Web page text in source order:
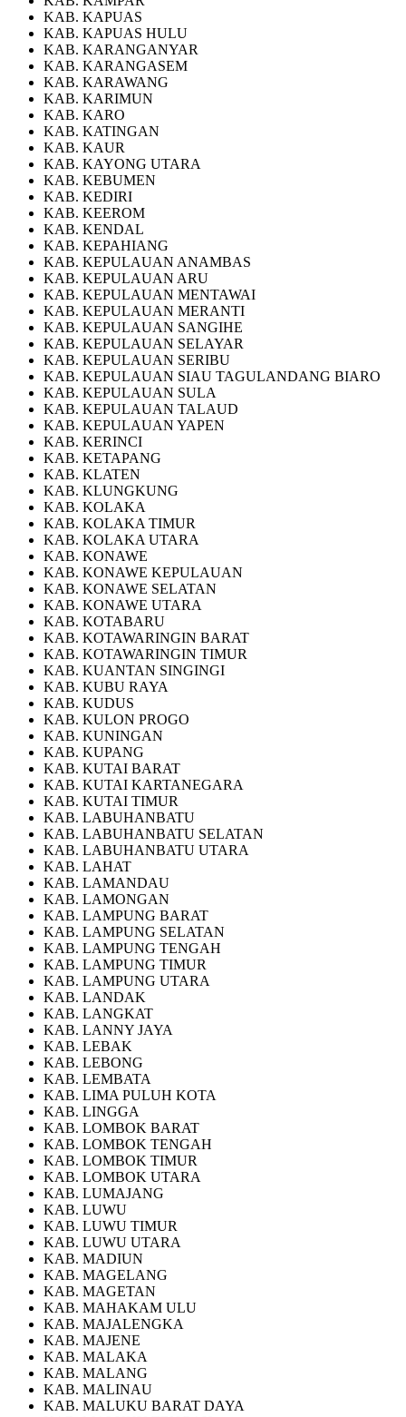
KAB. KAPUAS
KAB. KAPUAS HULU
KAB. KARANGANYAR
KAB. KARANGASEM
KAB. KARAWANG
KAB. KARIMUN
KAB. KARO
KAB. KATINGAN
KAB. KAUR
KAB. KAYONG UTARA
KAB. KEBUMEN
KAB. KEDIRI
KAB. KEEROM
KAB. KENDAL
KAB. KEPAHIANG
KAB. KEPULAUAN ANAMBAS
KAB. KEPULAUAN ARU
KAB. KEPULAUAN MENTAWAI
KAB. KEPULAUAN MERANTI
KAB. KEPULAUAN SANGIHE
KAB. KEPULAUAN SELAYAR
KAB. KEPULAUAN SERIBU
KAB. KEPULAUAN SIAU TAGULANDANG BIARO
KAB. KEPULAUAN SULA
KAB. KEPULAUAN TALAUD
KAB. KEPULAUAN YAPEN
KAB. KERINCI
KAB. KETAPANG
KAB. KLATEN
KAB. KLUNGKUNG
KAB. KOLAKA
KAB. KOLAKA TIMUR
KAB. KOLAKA UTARA
KAB. KONAWE
KAB. KONAWE KEPULAUAN
KAB. KONAWE SELATAN
KAB. KONAWE UTARA
KAB. KOTABARU
KAB. KOTAWARINGIN BARAT
KAB. KOTAWARINGIN TIMUR
KAB. KUANTAN SINGINGI
KAB. KUBU RAYA
KAB. KUDUS
KAB. KULON PROGO
KAB. KUNINGAN
KAB. KUPANG
KAB. KUTAI BARAT
KAB. KUTAI KARTANEGARA
KAB. KUTAI TIMUR
KAB. LABUHANBATU
KAB. LABUHANBATU SELATAN
KAB. LABUHANBATU UTARA
KAB. LAHAT
KAB. LAMANDAU
KAB. LAMONGAN
KAB. LAMPUNG BARAT
KAB. LAMPUNG SELATAN
KAB. LAMPUNG TENGAH
KAB. LAMPUNG TIMUR
KAB. LAMPUNG UTARA
KAB. LANDAK
KAB. LANGKAT
KAB. LANNY JAYA
KAB. LEBAK
KAB. LEBONG
KAB. LEMBATA
KAB. LIMA PULUH KOTA
KAB. LINGGA
KAB. LOMBOK BARAT
KAB. LOMBOK TENGAH
KAB. LOMBOK TIMUR
KAB. LOMBOK UTARA
KAB. LUMAJANG
KAB. LUWU
KAB. LUWU TIMUR
KAB. LUWU UTARA
KAB. MADIUN
KAB. MAGELANG
KAB. MAGETAN
KAB. MAHAKAM ULU
KAB. MAJALENGKA
KAB. MAJENE
KAB. MALAKA
KAB. MALANG
KAB. MALINAU
KAB. MALUKU BARAT DAYA